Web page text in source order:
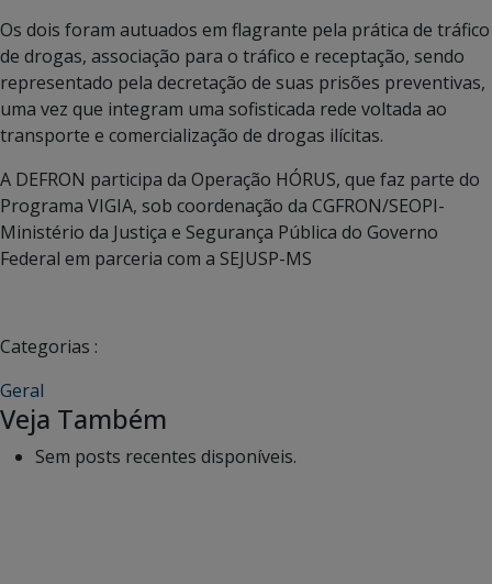
Os dois foram autuados em flagrante pela prática de tráfico
de drogas, associação para o tráfico e receptação, sendo
representado pela decretação de suas prisões preventivas,
uma vez que integram uma sofisticada rede voltada ao
transporte e comercialização de drogas ilícitas.
A DEFRON participa da Operação HÓRUS, que faz parte do
Programa VIGIA, sob coordenação da CGFRON/SEOPI-
Ministério da Justiça e Segurança Pública do Governo
Federal em parceria com a SEJUSP-MS
Categorias :
Geral
Veja Também
Sem posts recentes disponíveis.